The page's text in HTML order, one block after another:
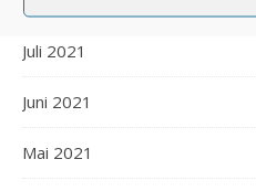
Juli 2021
Juni 2021
Mai 2021